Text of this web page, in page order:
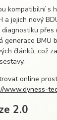
kompatibilní s
a jejich nový
přes
generace BMU
článků, což
online
www.dyness-
2.0